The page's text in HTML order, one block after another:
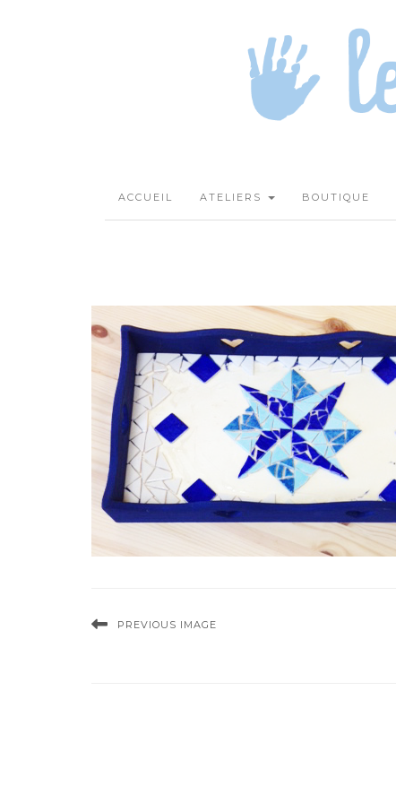
ACCUEIL ATELIERS BOUTIQUE
PREVIOUS IMAGE